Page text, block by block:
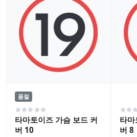
품절
타마토이즈 가슴 보드 커
버 10
타
버 8